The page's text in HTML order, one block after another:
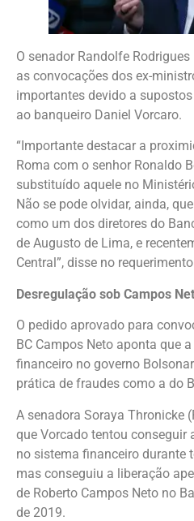
O senador Randolfe
as convocações dos ex-
importantes devido a
ao banqueiro Daniel Vorcaro.
“Importante destacar a
Roma com o senhor Ronaldo
substituído aquele no
Não se pode olvidar, ainda,
como um dos diretores do
de Augusto de Lima, e
Central”, disse no
Desregulação sob Campos
O pedido aprovado para
BC Campos Neto aponta que
financeiro no governo
prática de fraudes como a do
A senadora Soraya Thronicke
que Vorcado tentou conseguir
no sistema financeiro durante
mas conseguiu a liberação
de Roberto Campos Neto no
de 2019.